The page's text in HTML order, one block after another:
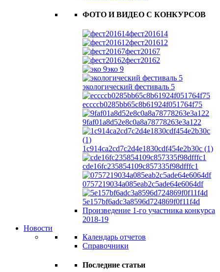
ФОТО И ВИДЕО С КОНКУРСОВ
фест201614
фест201612
фест20167
фест20162
эко 9
экологический фестиваль 5
eccccb0285bb65c8b61924f051764f75
9faf01a8d52e8c0a8a78778263e3a122
1c914ca2cd7c2d4e1830cdf454e2b30c (1)
cde16fc235854109c857335f98dfffc1
0757219034a085eab2c5ade64e6064df
5e157bf6adc3a8596d724869f0f11f4d
Произведение 1-го участника конкурса
2018-19
Новости
Календарь отчетов
Справочники
Последние статьи